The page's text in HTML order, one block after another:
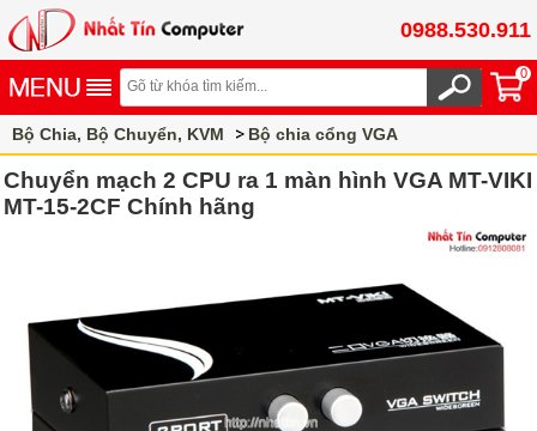
0988.530.911
0
Bộ Chia, Bộ Chuyển, KVM Bộ chia cổng VGA
Chuyển mạch 2 CPU ra 1 màn hình VGA MT-VIKI
MT-15-2CF Chính hãng